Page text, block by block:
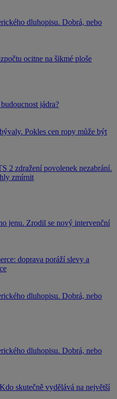
dluhopisu. Dobrá, nebo
ocitne na šikmé ploše
jádra?
Pokles cen ropy může být
2 zdražení povolenek nezabrání.
zmírnit
jenu. Zrodil se nový intervenční
doprava poráží slevy a
dluhopisu. Dobrá, nebo
dluhopisu. Dobrá, nebo
skutečně vydělává na největší